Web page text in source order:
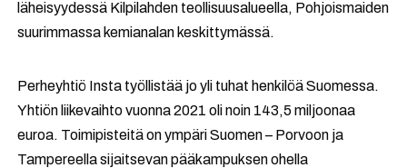
läheisyydessä Kilpilahden teollisuusalueella, Pohjoismaiden
suurimmassa kemianalan keskittymässä.
Perheyhtiö Insta työllistää jo yli tuhat henkilöä Suomessa.
Yhtiön liikevaihto vuonna 2021 oli noin 143,5 miljoonaa
euroa. Toimipisteitä on ympäri Suomen – Porvoon ja
Tampereella sijaitsevan pääkampuksen ohella